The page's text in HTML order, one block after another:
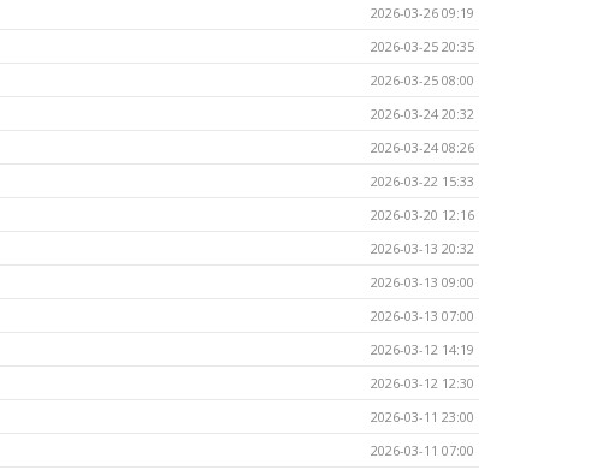
2026-03-26 09:19
2026-03-25 20:35
2026-03-25 08:00
2026-03-24 20:32
2026-03-24 08:26
2026-03-22 15:33
2026-03-20 12:16
2026-03-13 20:32
2026-03-13 09:00
2026-03-13 07:00
2026-03-12 14:19
2026-03-12 12:30
2026-03-11 23:00
2026-03-11 07:00